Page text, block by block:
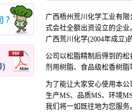
广西梧州荒川化学工业有限
式会社全额出资设立的企业
广西荒川化学(2004年成立)
公司以松脂精制后得到的
剂用树脂、食品级松香树
为了能让大家安心使用本
生产MS、品质MS、环境
我们将一如既往地为您服务